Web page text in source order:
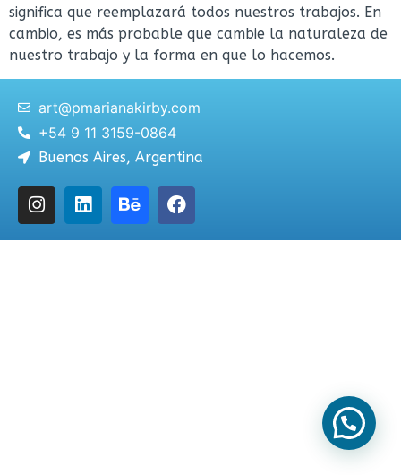
significa que reemplazará todos nuestros trabajos. En
cambio, es más probable que cambie la naturaleza de
nuestro trabajo y la forma en que lo hacemos.
art@pmarianakirby.com
+54 9 11 3159-0864
Buenos Aires, Argentina